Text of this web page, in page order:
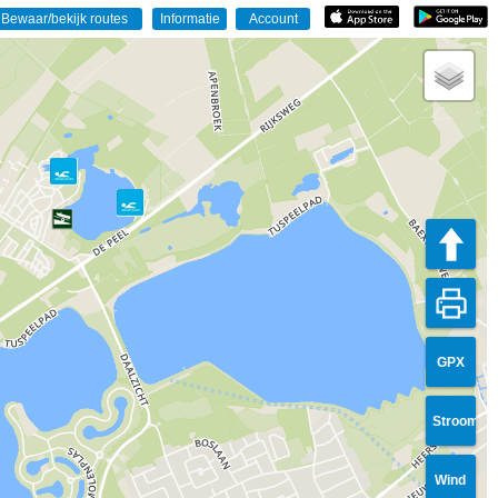
GPX
Stroom
Wind